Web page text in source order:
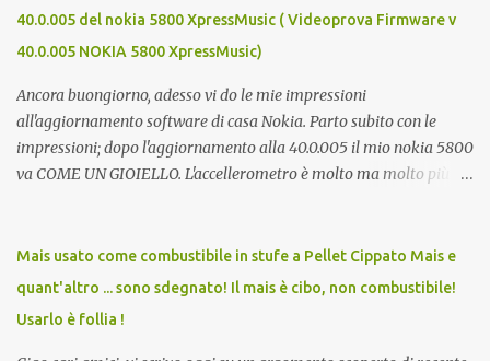
Buona fortuna a tutti e buona giornata, Luca Zecca Jooble Trovit
CercoLavoro.com Motore Lavoro Subito.it (Sezione OFFERTE DI
LAVORO) Info Jobs
40.0.005 del nokia 5800 XpressMusic ( Videoprova Firmware v
40.0.005 NOKIA 5800 XpressMusic)
Ancora buongiorno, adesso vi do le mie impressioni
all'aggiornamento software di casa Nokia. Parto subito con le
impressioni; dopo l'aggiornamento alla 40.0.005 il mio nokia 5800
va COME UN GIOIELLO. L'accellerometro è molto ma molto più
possono aggiungere più foto di persone e quindi più contatti
direttamente sulla home. Parere totalemente positivo,
allora un video del nokia aggiornato... Buona visione e ancora
Mais usato come combustibile in stufe a Pellet Cippato Mais e
quant'altro ... sono sdegnato! Il mais è cibo, non combustibile!
Usarlo è follia !